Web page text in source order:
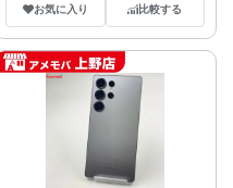
お気に入り 比較する